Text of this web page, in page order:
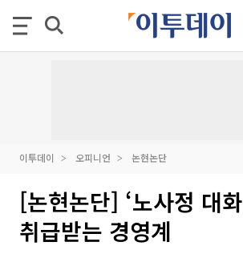
이투데이 오피니언 논현논단
[논현논단] ‘노사정 대
취급받는 경영계